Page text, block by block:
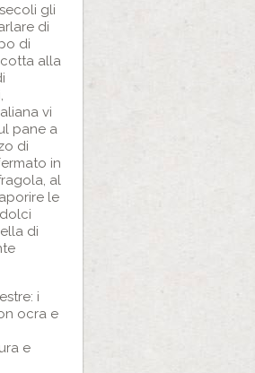
gli
di
di
alla
vi
pane a
di
in
al
le
di
i
ocra e
e